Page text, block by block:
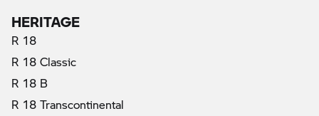
HERITAGE
R 18
R 18 Classic
R 18 B
R 18 Transcontinental